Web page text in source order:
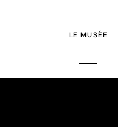
LE MUSÉE